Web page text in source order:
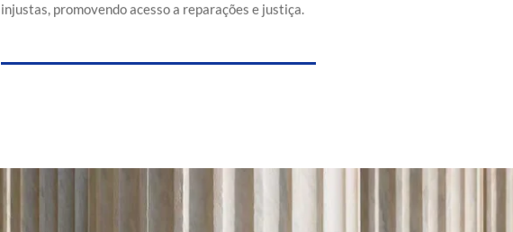
injustas, promovendo acesso a reparações e justiça.